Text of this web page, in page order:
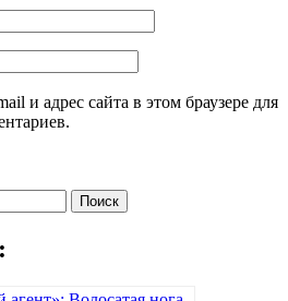
и адрес сайта в этом браузере для